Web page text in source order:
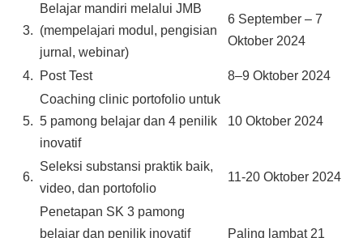
3.
Belajar mandiri melalui JMB
(mempelajari modul, pengisian
jurnal, webinar)
6 September – 7
Oktober 2024
4. Post Test 8–9 Oktober 2024
5.
Coaching clinic portofolio untuk
5 pamong belajar dan 4 penilik
inovatif
10 Oktober 2024
6.
Seleksi substansi praktik baik,
video, dan portofolio
11-20 Oktober 2024
Penetapan SK 3 pamong
belajar dan penilik inovatif
Paling lambat 21